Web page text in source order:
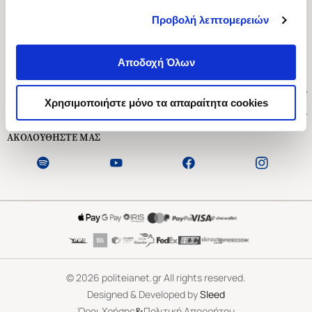
Προβολή λεπτομερειών
Αποδοχή Όλων
Χρησιμοποιήστε μόνο τα απαραίτητα cookies
Ασκληπιού 1-3, Αθήνα 106 79
Δευτέρα - Παρασκευή 09:00-21:00
Εξυπηρέτηση Πελατών
ΑΚΟΛΟΥΘΗΣΤΕ ΜΑΣ
©2026 politeianet.gr All rights reserved.
Designed & Developed bySleed